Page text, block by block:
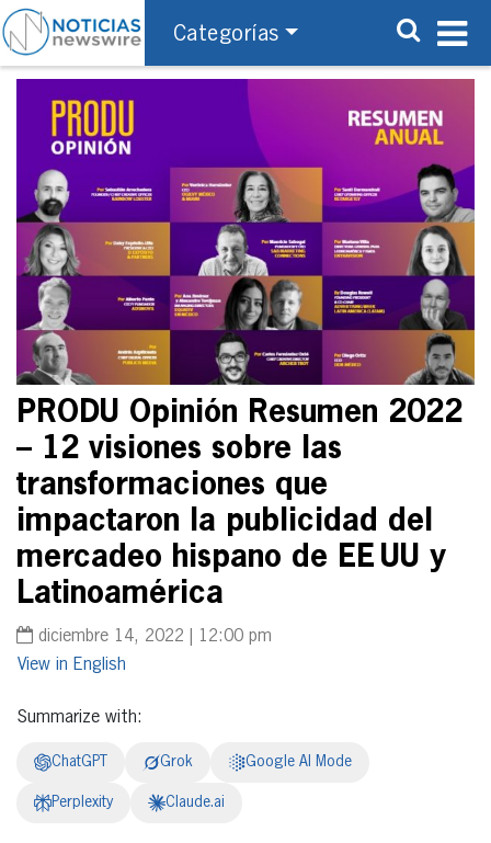
Categorías
PRODU Opinión Resumen 2022
– 12 visiones sobre las
transformaciones que
impactaron la publicidad del
mercadeo hispano de EE UU y
Latinoamérica
diciembre 14, 2022 | 12:00 pm
English
Summarize with:
ChatGPT Grok Google AI Mode
Perplexity Claude.ai